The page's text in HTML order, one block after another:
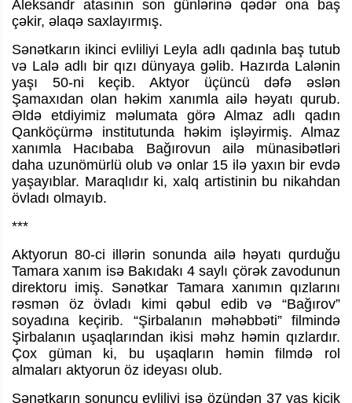
Aleksandr atasının son günlərinə qədər ona baş
çəkir, əlaqə saxlayırmış.
Sənətkarın ikinci evliliyi Leyla adlı qadınla baş tutub
və Lalə adlı bir qızı dünyaya gəlib. Hazırda Lalənin
yaşı 50-ni keçib. Aktyor üçüncü dəfə əslən
Şamaxıdan olan həkim xanımla ailə həyatı qurub.
Əldə etdiyimiz məlumata görə Almaz adlı qadın
Qanköçürmə institutunda həkim işləyirmiş. Almaz
xanımla Hacıbaba Bağırovun ailə münasibətləri
daha uzunömürlü olub və onlar 15 ilə yaxın bir evdə
yaşayıblar. Maraqlıdır ki, xalq artistinin bu nikahdan
övladı olmayıb.
***
Aktyorun 80-ci illərin sonunda ailə həyatı qurduğu
Tamara xanım isə Bakıdakı 4 saylı çörək zavodunun
direktoru imiş. Sənətkar Tamara xanımın qızlarını
rəsmən öz övladı kimi qəbul edib və “Bağırov”
soyadına keçirib. “Şirbalanın məhəbbəti” filmində
Şirbalanın uşaqlarından ikisi məhz həmin qızlardır.
Çox güman ki, bu uşaqların həmin filmdə rol
almaları aktyorun öz ideyası olub.
Sənətkarın sonuncu evliliyi isə özündən 37 yaş kiçik